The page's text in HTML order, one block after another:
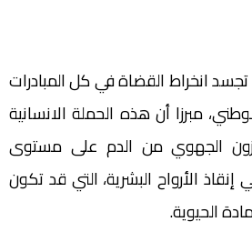
انخراط القضاة في كل المبادرات
مبرزا أن هذه الحملة الانسانية
الجهوي من الدم على مستوى
الأرواح البشرية، التي قد تكون
الحيوية.